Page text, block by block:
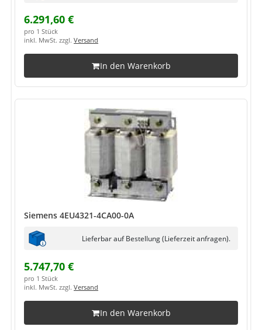
6.291,60 €
pro 1 Stück
inkl. MwSt. zzgl. Versand
In den Warenkorb
Siemens 4EU4321-4CA00-0A
Lieferbar auf Bestellung (Lieferzeit anfragen).
5.747,70 €
pro 1 Stück
inkl. MwSt. zzgl. Versand
In den Warenkorb